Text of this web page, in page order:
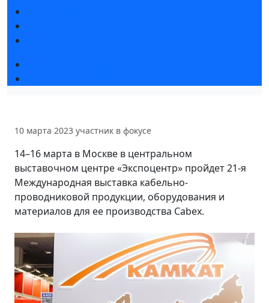
10 марта 2023 участник в фокусе
14–16 марта в Москве в центральном
выставочном центре «Экспоцентр» пройдет 21-я
Международная выставка кабельно-
проводниковой продукции, оборудования и
материалов для ее производства Cabex.